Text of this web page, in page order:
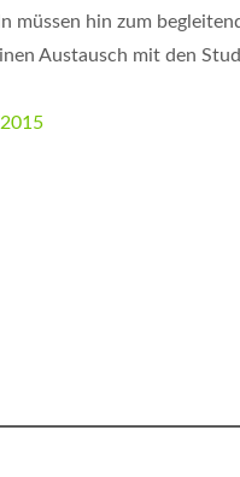
müssen hin zum
Austausch mit den